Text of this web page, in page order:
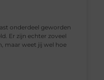
onderdeel geworden
Er zijn echter zoveel
maar weet jij wel hoe